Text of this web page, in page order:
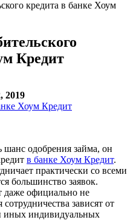
кредита в банке Хоум
Кредит
2019
одобрения займа, он
в банке Хоум Кредит.
практически со всеми
большинство заявок.
даже официально не
зависят от
иных индивидуальных